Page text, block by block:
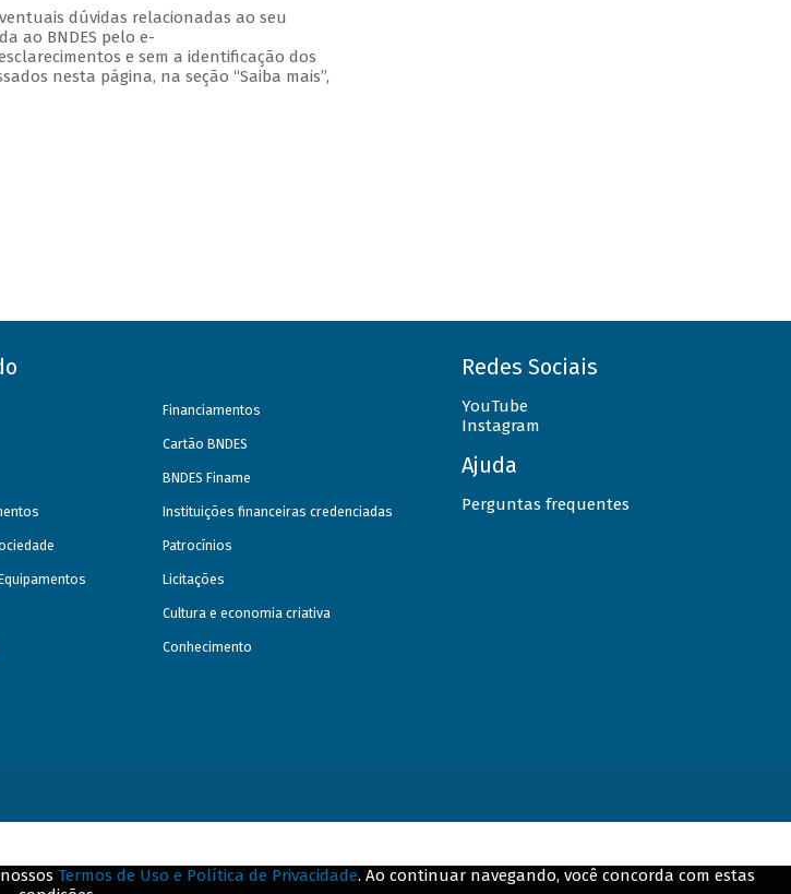
dúvidas relacionadas ao seu
ao BNDES pelo e-
e sem a identificação dos
nesta página, na seção “Saiba mais”,
Financiamentos
Cartão BNDES
BNDES Finame
Instituições financeiras credenciadas
Patrocínios
Licitações
Cultura e economia criativa
Conhecimento
Redes Sociais
YouTube
Instagram
Ajuda
Perguntas frequentes
Termos de Uso e Política de Privacidade. Ao continuar navegando, você concorda com estas